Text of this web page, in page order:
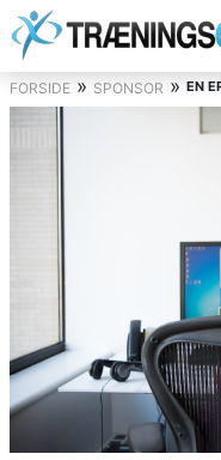
FORSIDE » SPONSOR »